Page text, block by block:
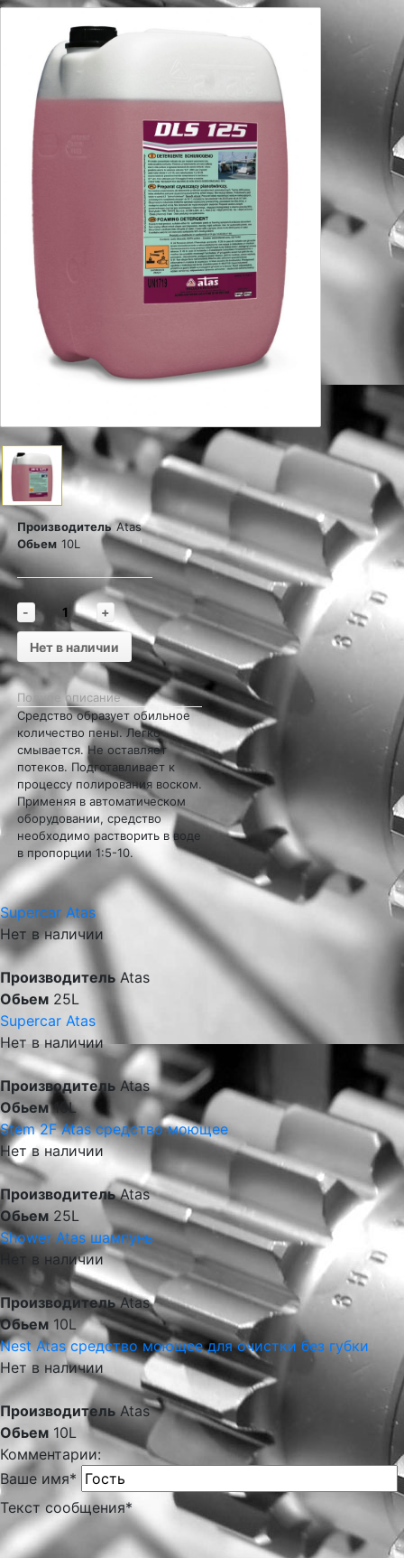
Производитель Atas
Обьем 10L
- +
Нет в наличии
Полное описание
Средство образует обильное
количество пены. Легко
смывается. Не оставляет
потеков. Подготавливает к
процессу полирования воском.
Применяя в автоматическом
оборудовании, средство
необходимо растворить в воде
в пропорции 1:5-10.
Supercar Atas
Нет в наличии
Производитель Atas
Обьем 25L
Supercar Atas
Нет в наличии
Производитель Atas
Обьем10L
Stem 2F Atas средство моющее
Нет в наличии
ПроизводительAtas
Обьем 25L
Shower Atas шампунь
Нет в наличии
ПроизводительAtas
Обьем 10L
Nest Atas средство моющее для очистки без губки
Нет в наличии
ПроизводительAtas
Обьем 10L
Комментарии:
Ваше имя*
Текст сообщения*